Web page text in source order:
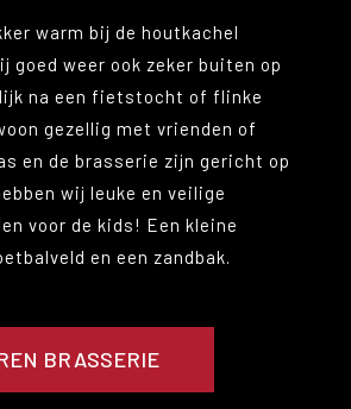
warm bij de houtkachel
goed weer ook zeker buiten op
na een fietstocht of flinke
gezellig met vrienden of
en de brasserie zijn gericht op
wij leuke en veilige
voor de kids! Een kleine
en een zandbak.
BRASSERIE